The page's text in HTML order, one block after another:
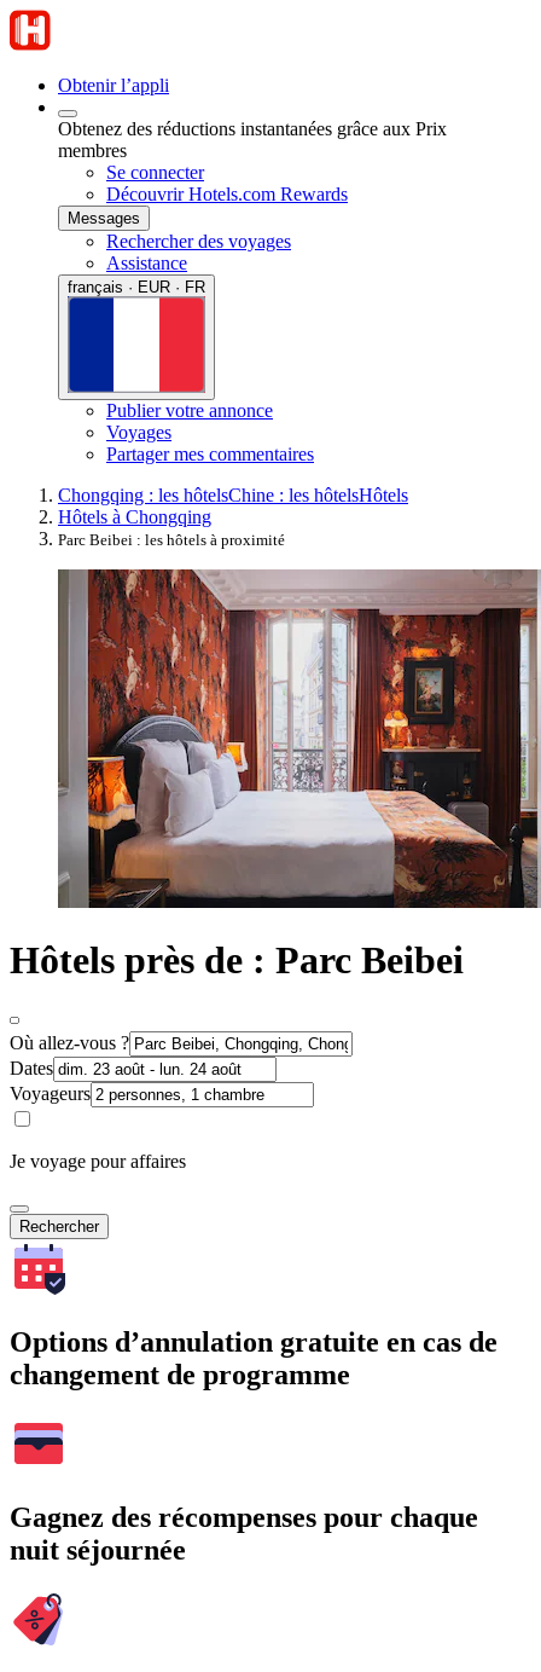
Obtenir l’appli
Obtenez des réductions instantanées grâce aux Prix
membres
Se connecter
Découvrir Hotels.com Rewards
Messages
Rechercher des voyages
Assistance
français · EUR · FR
Publier votre annonce
Voyages
Partager mes commentaires
Chongqing : les hôtelsChine : les hôtelsHôtels
Hôtels à Chongqing
Parc Beibei : les hôtels à proximité
Hôtels près de : Parc Beibei
Où allez-vous ?
Dates
Voyageurs
Je voyage pour affaires
Rechercher
Options d’annulation gratuite en cas de
changement de programme
Gagnez des récompenses pour chaque
nuit séjournée